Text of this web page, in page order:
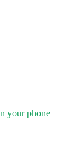
your phone